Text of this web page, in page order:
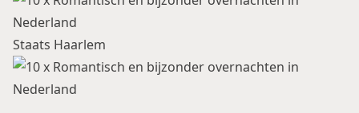
Staats Haarlem